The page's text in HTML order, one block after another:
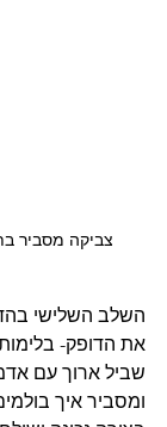
צביקה מסביר
השלב השלישי
את הדופק-
שביל ארוך עם